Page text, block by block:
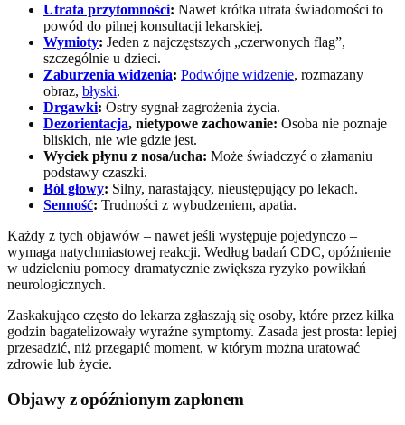
Utrata przytomności: Nawet krótka utrata świadomości to
powód do pilnej konsultacji lekarskiej.
Wymioty: Jeden z najczęstszych „czerwonych flag”,
szczególnie u dzieci.
Zaburzenia widzenia: Podwójne widzenie, rozmazany
obraz, błyski.
Drgawki: Ostry sygnał zagrożenia życia.
Dezorientacja, nietypowe zachowanie: Osoba nie poznaje
bliskich, nie wie gdzie jest.
Wyciek płynu z nosa/ucha: Może świadczyć o złamaniu
podstawy czaszki.
Ból głowy: Silny, narastający, nieustępujący po lekach.
Senność: Trudności z wybudzeniem, apatia.
Każdy z tych objawów – nawet jeśli występuje pojedynczo –
wymaga natychmiastowej reakcji. Według badań CDC, opóźnienie
w udzieleniu pomocy dramatycznie zwiększa ryzyko powikłań
neurologicznych.
Zaskakująco często do lekarza zgłaszają się osoby, które przez kilka
godzin bagatelizowały wyraźne symptomy. Zasada jest prosta: lepiej
przesadzić, niż przegapić moment, w którym można uratować
zdrowie lub życie.
Objawy z opóźnionym zapłonem